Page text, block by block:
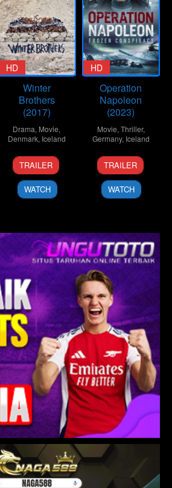
HD
Winter
Brothers
(2017)
Drama, Movie,
Denmark, Iceland
7
Dec
2017
Hlynur
Pálmason
TRAILER
WATCH
HD
Operation
Napoleon
(2023)
Movie,Thriller,
Germany, Iceland
26
Jan
2023
Óskar
Thór
Axelsson
TRAILER
WATCH